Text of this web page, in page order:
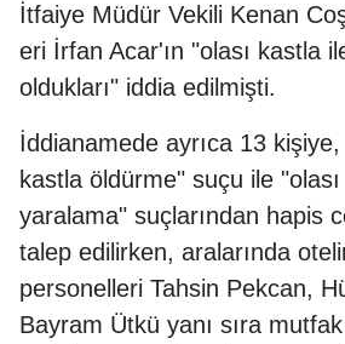
İtfaiye Müdür Vekili Kenan
eri İrfan Acar'ın "olası kastla
oldukları" iddia edilmişti.
İddianamede ayrıca 13 kişiye,
kastla öldürme" suçu ile
yaralama" suçlarından hapis
talep edilirken, aralarında
personelleri Tahsin Pekcan,
Bayram Ütkü yanı sıra